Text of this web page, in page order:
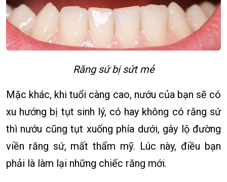
Răng sứ bị sứt mẻ
Mặc khác, khi tuổi càng cao, nướu của bạn sẽ có
xu hướng bị tụt sinh lý, có hay không có răng sứ
thì nướu cũng tụt xuống phía dưới, gây lộ đường
viền răng sứ, mất thẩm mỹ. Lúc này, điều bạn
phải là làm lại những chiếc răng mới.